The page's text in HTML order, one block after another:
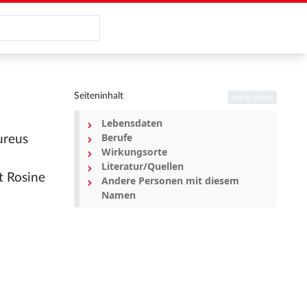
Rosine
Seiteninhalt
Lebensdaten
Berufe
Wirkungsorte
Literatur/Quellen
Andere Personen mit diesem
Namen